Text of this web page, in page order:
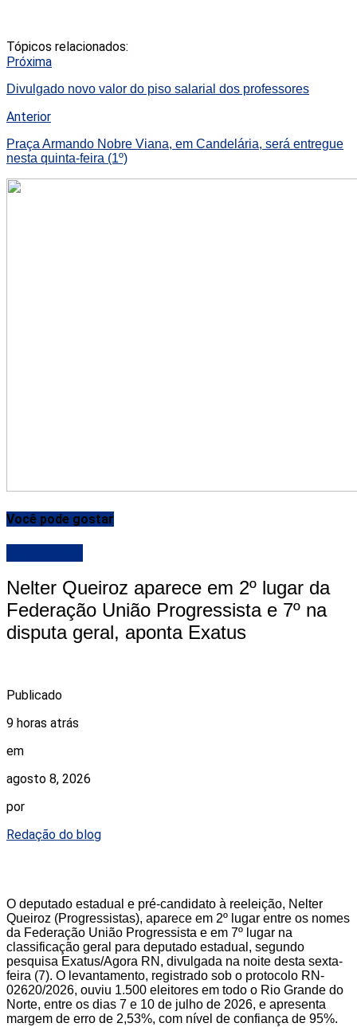
Tópicos relacionados:
Próxima
Divulgado novo valor do piso salarial dos professores
Anterior
Praça Armando Nobre Viana, em Candelária, será entregue
nesta quinta-feira (1º)
Você pode gostar
Nelter Queiroz aparece em 2º lugar da
Federação União Progressista e 7º na
disputa geral, aponta Exatus
Publicado
9 horas atrás
em
agosto 8, 2026
por
Redação do blog
O deputado estadual e pré-candidato à reeleição, Nelter
Queiroz (Progressistas), aparece em 2º lugar entre os nomes
da Federação União Progressista e em 7º lugar na
classificação geral para deputado estadual, segundo
pesquisa Exatus/Agora RN, divulgada na noite desta sexta-
feira (7). O levantamento, registrado sob o protocolo RN-
02620/2026, ouviu 1.500 eleitores em todo o Rio Grande do
Norte, entre os dias 7 e 10 de julho de 2026, e apresenta
margem de erro de 2,53%, com nível de confiança de 95%.